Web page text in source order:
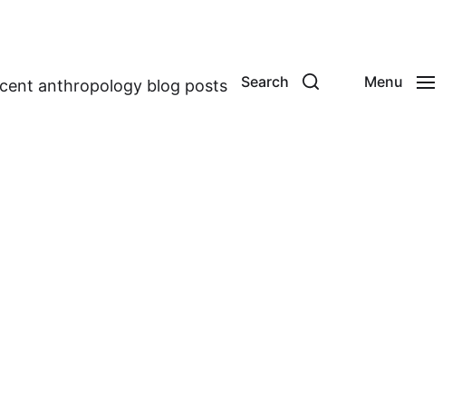
anthropology blog posts Search Menu